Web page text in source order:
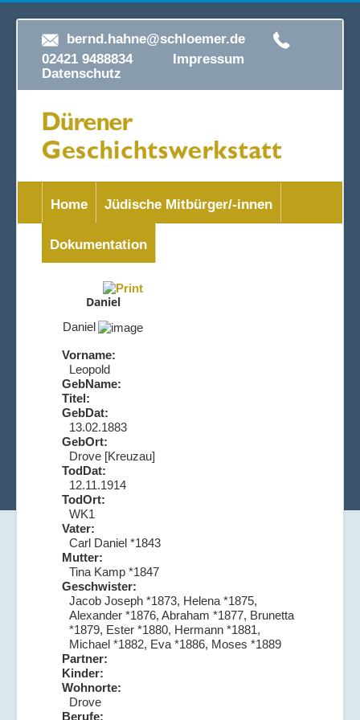
bernd.hahne@schloemer.de
02421 9488834 Impressum
Datenschutz
Home Jüdische Mitbürger/-innen
Dokumentation
Daniel
Daniel
Vorname:
Leopold
GebName:
Titel:
GebDat:
13.02.1883
GebOrt:
Drove [Kreuzau]
TodDat:
12.11.1914
TodOrt:
WK1
Vater:
Carl Daniel *1843
Mutter:
Tina Kamp *1847
Geschwister:
Jacob Joseph *1873, Helena *1875,
Alexander *1876, Abraham *1877, Brunetta
*1879, Ester *1880, Hermann *1881,
Michael *1882, Eva *1886, Moses *1889
Partner:
Kinder:
Wohnorte:
Drove
Berufe: